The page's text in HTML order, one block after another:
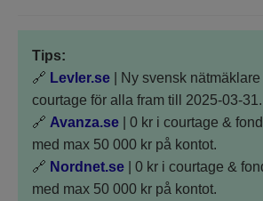
Tips:
🔗 Levler.se | Ny svensk
courtage för alla fram till 2025-03-31.
🔗 Avanza.se | 0 kr i courtage &
med max 50 000 kr på kontot.
🔗 Nordnet.se | 0 kr i courtage &
med max 50 000 kr på kontot.